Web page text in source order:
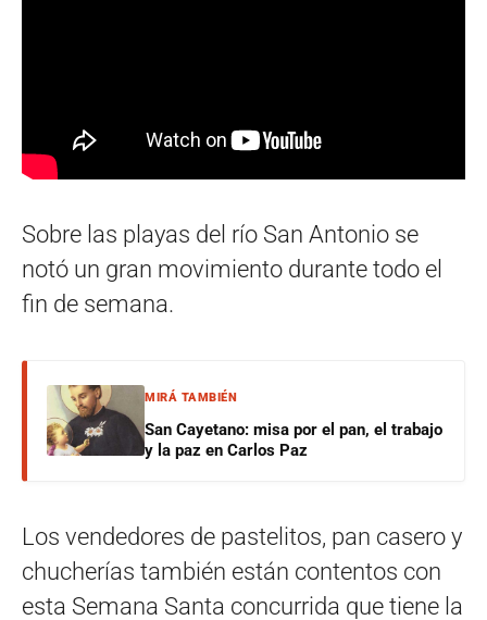
Sobre las playas del río San Antonio se
notó un gran movimiento durante todo el
fin de semana.
MIRÁ TAMBIÉN
San Cayetano: misa por el pan, el trabajo
y la paz en Carlos Paz
Los vendedores de pastelitos, pan casero y
chucherías también están contentos con
esta Semana Santa concurrida que tiene la